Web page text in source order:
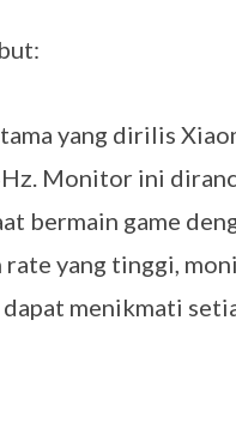
yang dirilis
Monitor ini
bermain game
yang tinggi,
menikmati